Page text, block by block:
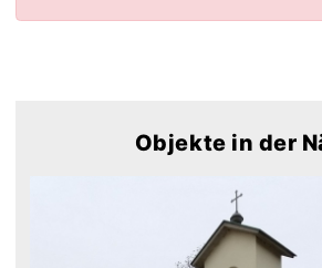
Objekte in der